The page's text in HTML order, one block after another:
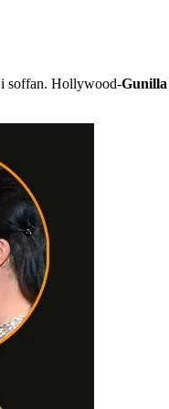
i soffan. Hollywood-Gunilla